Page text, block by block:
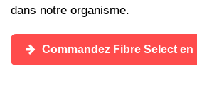
dans notre organisme.
Commandez Fibre Select en